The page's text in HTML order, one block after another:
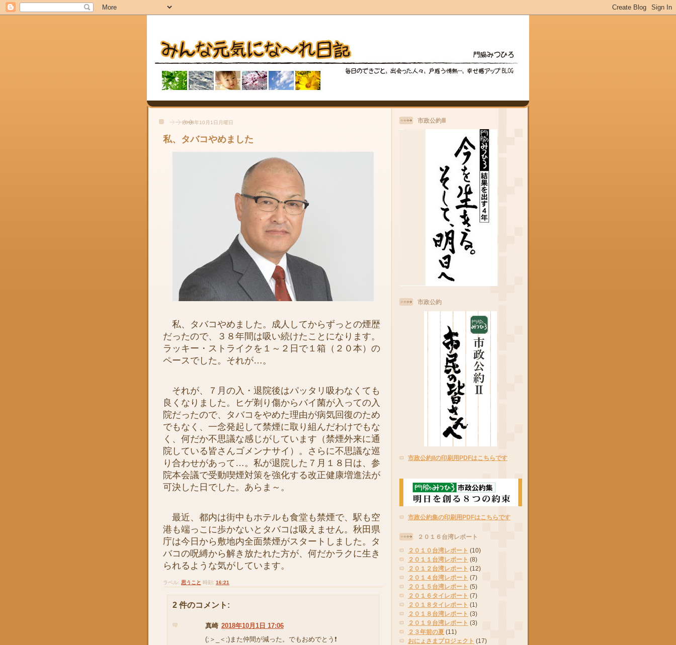
2018年10月1日月曜日
私、タバコやめました
私、タバコやめました。成人してからずっとの煙歴
だったので、３８年間は吸い続けたことになります。
ラッキー・ストライクを１～２日で１箱（２０本）の
ペースでした。それが…。
それが、７月の入・退院後はパッタリ吸わなくても
良くなりました。ヒゲ剃り傷からバイ菌が入っての入
院だったので、タバコをやめた理由が病気回復のため
でもなく、一念発起して禁煙に取り組んだわけでもな
く、何だか不思議な感じがしています（禁煙外来に通
院している皆さんゴメンナサイ）。さらに不思議な巡
り合わせがあって…。私が退院した７月１８日は、参
院本会議で受動喫煙対策を強化する改正健康増進法が
可決した日でした。あらま～。
最近、都内は街中もホテルも食堂も禁煙で、駅も空
港も端っこに歩かないとタバコは吸えません。秋田県
庁は今日から敷地内全面禁煙がスタートしました。タ
バコの呪縛から解き放たれた方が、何だかラクに生き
られるような気がしています。
ラベル: 思うこと 時刻: 16:21
2 件のコメント:
真崎 2018年10月1日 17:06
(;＞_＜;)また仲間が減った。でもおめでとう❗
市政公約Ⅲ
市政公約
市政公約IIの印刷用PDFはこちらです
市政公約集の印刷用PDFはこちらです
２０１６台湾レポート
２０１０台湾レポート (10)
２０１１台湾レポート (8)
２０１２台湾レポート (12)
２０１４台湾レポート (7)
２０１５台湾レポート (5)
２０１６タイレポート (7)
２０１８タイレポート (1)
２０１８台湾レポート (3)
２０１９台湾レポート (3)
２３年前の夏 (11)
おにょさまプロジェクト (17)